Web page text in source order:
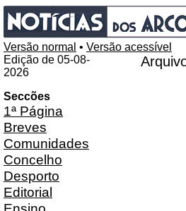
Versão normal • Versão acessível
Edição de 05-08-
2026
Seccões
1ª Página
Breves
Comunidades
Concelho
Desporto
Editorial